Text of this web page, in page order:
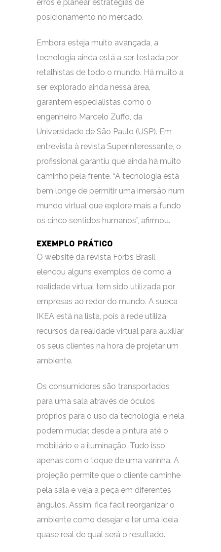
erros e planear estratégias de
posicionamento no mercado.
Embora esteja muito avançada, a
tecnologia ainda está a ser testada por
retalhistas de todo o mundo. Há muito a
ser explorado ainda nessa área,
garantem especialistas como o
engenheiro Marcelo Zuffo, da
Universidade de São Paulo (USP). Em
entrevista à revista Superinteressante, o
profissional garantiu que ainda há muito
caminho pela frente. “A tecnologia está
bem longe de permitir uma imersão num
mundo virtual que explore mais a fundo
os cinco sentidos humanos”, afirmou.
EXEMPLO PRÁTICO
O website da revista Forbs Brasil
elencou alguns exemplos de como a
realidade virtual tem sido utilizada por
empresas ao redor do mundo. A sueca
IKEA está na lista, pois a rede utiliza
recursos da realidade virtual para auxiliar
os seus clientes na hora de projetar um
ambiente.
Os consumidores são transportados
para uma sala através de óculos
próprios para o uso da tecnologia, e nela
podem mudar, desde a pintura até o
mobiliário e a iluminação. Tudo isso
apenas com o toque de uma varinha. A
projeção permite que o cliente caminhe
pela sala e veja a peça em diferentes
ângulos. Assim, fica fácil reorganizar o
ambiente como desejar e ter uma ideia
quase real de qual será o resultado.